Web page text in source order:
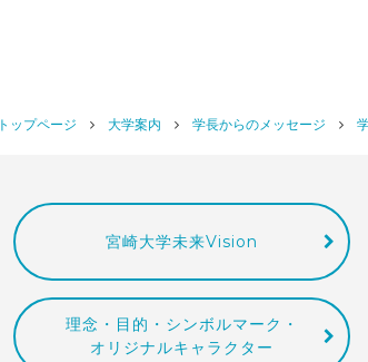
トップページ 大学案内 学長からのメッセージ
宮崎大学未来Vision
理念・目的・シンボルマーク・
オリジナルキャラクター